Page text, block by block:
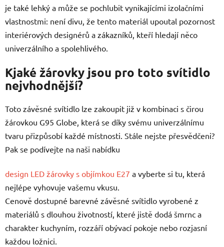
je také lehký a může se pochlubit vynikajícími izolačními
vlastnostmi: není divu, že tento materiál upoutal pozornost
interiérových designérů a zákazníků, kteří hledají něco
univerzálního a spolehlivého.
Kjaké žárovky jsou pro toto svítidlo
nejvhodnější?
Toto závěsné svítidlo lze zakoupit již v kombinaci s čirou
žárovkou G95 Globe, která se díky svému univerzálnímu
tvaru přizpůsobí každé místnosti. Stále nejste přesvědčeni?
Pak se podívejte na naši nabídku
design LED žárovky s objímkou E27 a vyberte si tu, která
nejlépe vyhovuje vašemu vkusu.
Cenově dostupné barevné závěsné svítidlo vyrobené z
materiálů s dlouhou životností, které jistě dodá šmrnc a
charakter kuchyním, rozzáří obývací pokoje nebo rozjasní
každou ložnici.